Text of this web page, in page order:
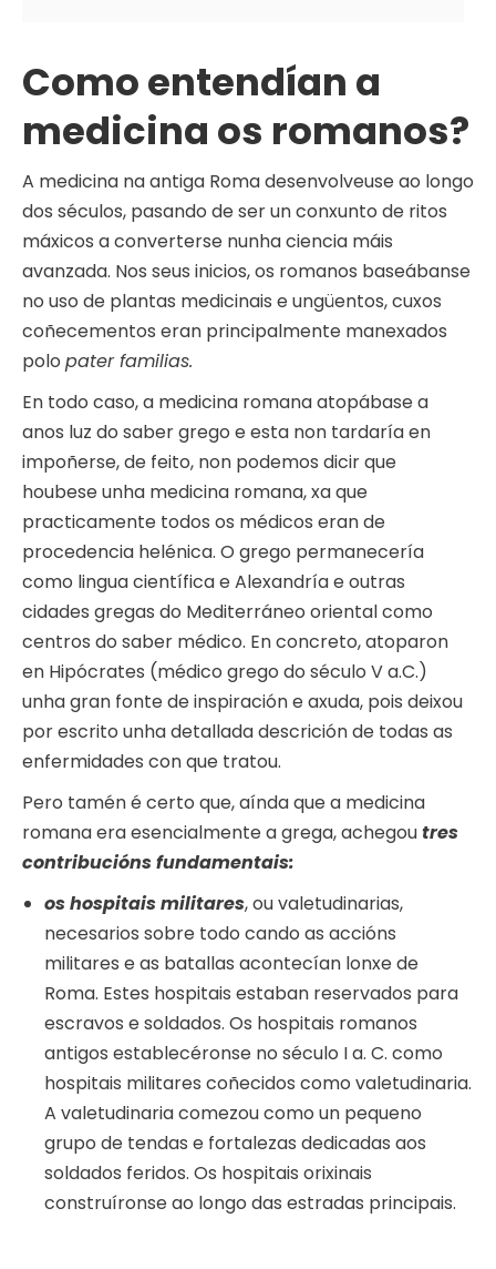
Como entendían a
medicina os romanos?
A medicina na antiga Roma desenvolveuse ao longo
dos séculos, pasando de ser un conxunto de ritos
máxicos a converterse nunha ciencia máis
avanzada. Nos seus inicios, os romanos baseábanse
no uso de plantas medicinais e ungüentos, cuxos
coñecementos eran principalmente manexados
polo pater familias.
En todo caso, a medicina romana atopábase a
anos luz do saber grego e esta non tardaría en
impoñerse, de feito, non podemos dicir que
houbese unha medicina romana, xa que
practicamente todos os médicos eran de
procedencia helénica. O grego permanecería
como lingua científica e Alexandría e outras
cidades gregas do Mediterráneo oriental como
centros do saber médico. En concreto, atoparon
en Hipócrates (médico grego do século V a.C.)
unha gran fonte de inspiración e axuda, pois deixou
por escrito unha detallada descrición de todas as
enfermidades con que tratou.
Pero tamén é certo que, aínda que a medicina
romana era esencialmente a grega, achegoutres
contribucións fundamentais:
os hospitais militares, ou valetudinarias,
necesarios sobre todo cando as accións
militares e as batallas acontecían lonxe de
Roma. Estes hospitais estaban reservados para
escravos e soldados. Os hospitais romanos
antigos establecéronse no século I a. C. como
hospitais militares coñecidos como valetudinaria.
A valetudinaria comezou como un pequeno
grupo de tendas e fortalezas dedicadas aos
soldados feridos. Os hospitais orixinais
construíronse ao longo das estradas principais.